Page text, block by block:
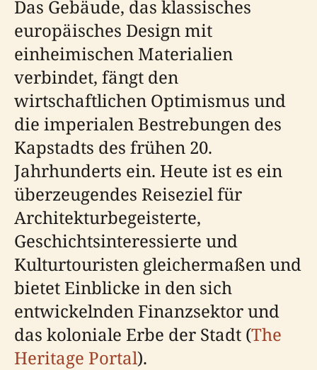
Das Gebäude, das klassisches
europäisches Design mit
einheimischen Materialien
verbindet, fängt den
wirtschaftlichen Optimismus und
die imperialen Bestrebungen des
Kapstadts des frühen 20.
Jahrhunderts ein. Heute ist es ein
überzeugendes Reiseziel für
Architekturbegeisterte,
Geschichtsinteressierte und
Kulturtouristen gleichermaßen und
bietet Einblicke in den sich
entwickelnden Finanzsektor und
das koloniale Erbe der Stadt (The
Heritage Portal).